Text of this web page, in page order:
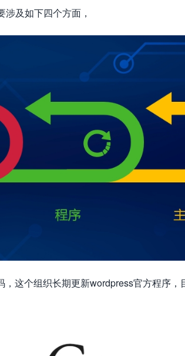
及如下四个方面，
这个组织长期更新wordpress官方程序，